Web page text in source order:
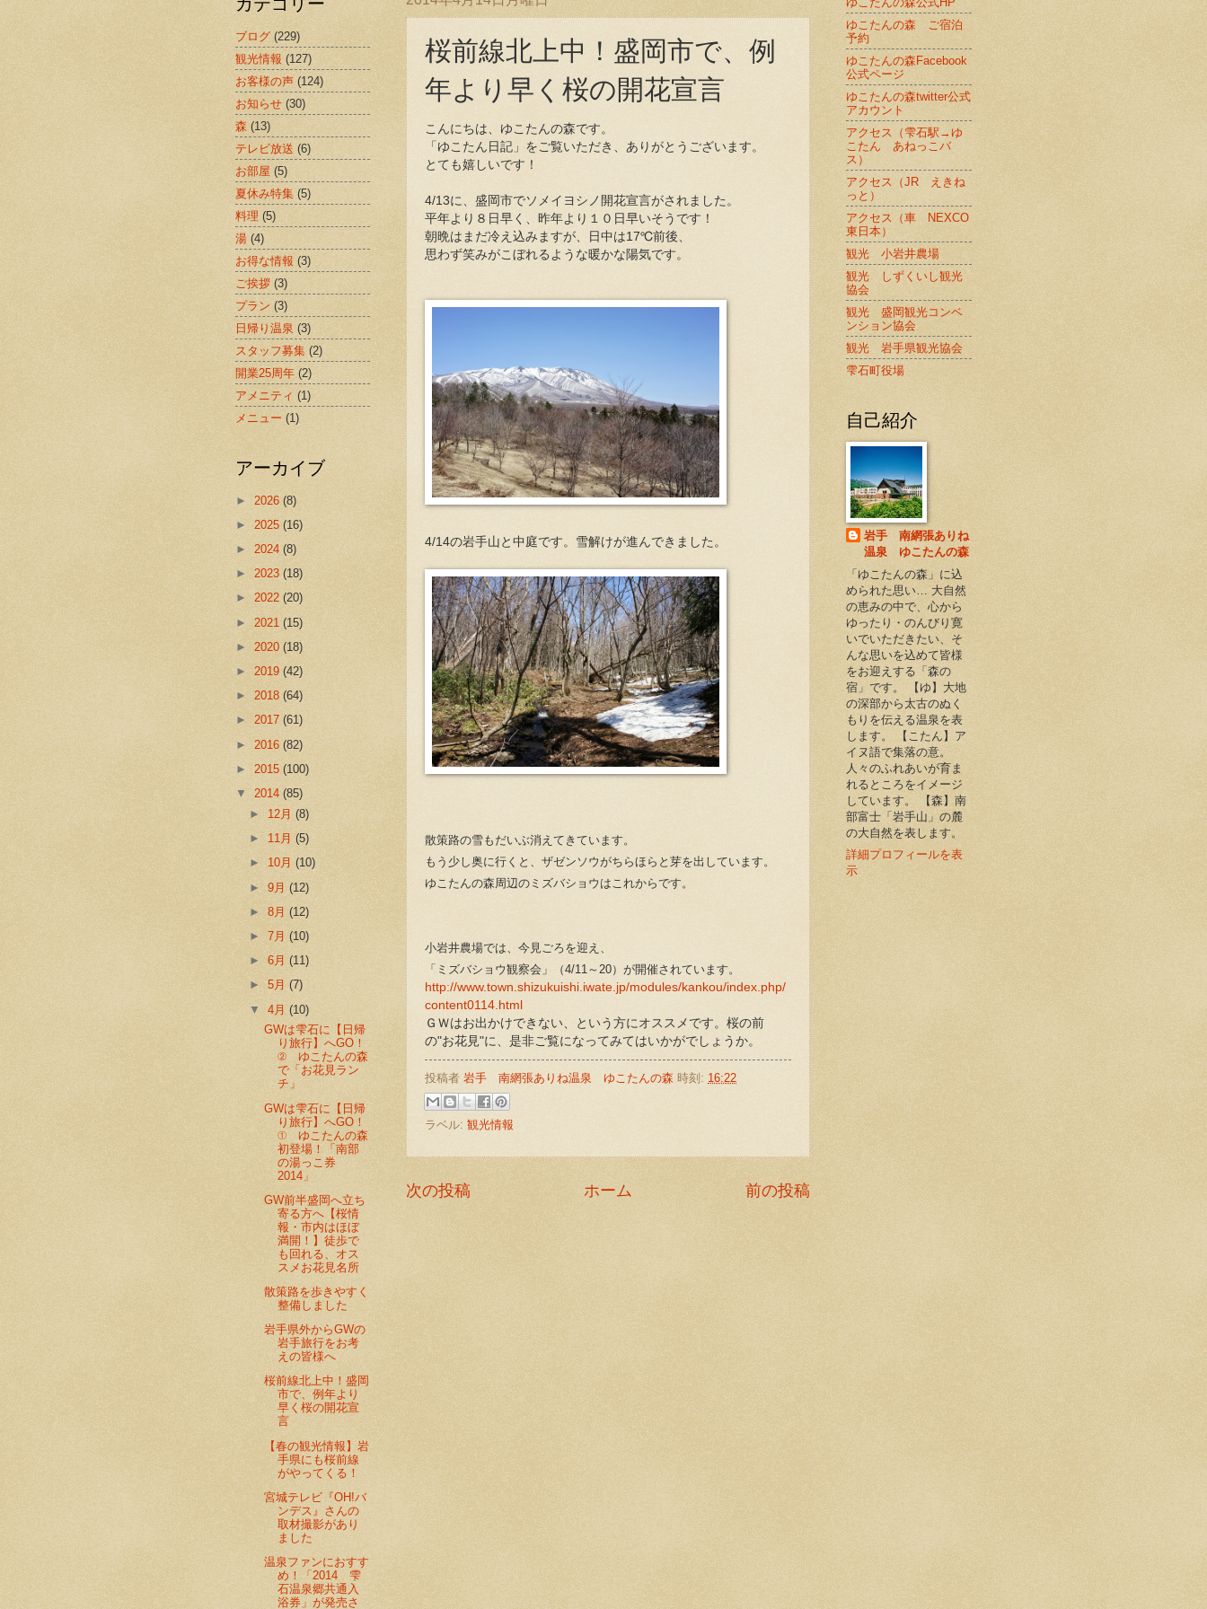
桜前線北上中！盛岡市で、例
年より早く桜の開花宣言
こんにちは、ゆこたんの森です。
「ゆこたん日記」をご覧いただき、ありがとうございます。
とても嬉しいです！
4/13に、盛岡市でソメイヨシノ開花宣言がされました。
平年より８日早く、昨年より１０日早いそうです！
朝晩はまだ冷え込みますが、日中は17℃前後、
思わず笑みがこぼれるような暖かな陽気です。
4/14の岩手山と中庭です。雪解けが進んできました。
散策路の雪もだいぶ消えてきています。
もう少し奥に行くと、ザゼンソウがちらほらと芽を出しています。
ゆこたんの森周辺のミズバショウはこれからです。
小岩井農場では、今見ごろを迎え、
「ミズバショウ観察会」（4/11～20）が開催されています。
http://www.town.shizukuishi.iwate.jp/modules/kankou/index.php/
content0114.html
ＧＷはお出かけできない、という方にオススメです。桜の前
の"お花見"に、是非ご覧になってみてはいかがでしょうか。
投稿者 岩手 南網張ありね温泉 ゆこたんの森 時刻: 16:22
ラベル: 観光情報
次の投稿 前の投稿
ホーム
ブログ (229)
観光情報 (127)
お客様の声 (124)
お知らせ (30)
森 (13)
テレビ放送 (6)
お部屋 (5)
夏休み特集 (5)
料理 (5)
湯 (4)
お得な情報 (3)
ご挨拶 (3)
プラン (3)
日帰り温泉 (3)
スタッフ募集 (2)
開業25周年 (2)
アメニティ (1)
メニュー (1)
アーカイブ
► 2026 (8)
► 2025 (16)
► 2024 (8)
► 2023 (18)
► 2022 (20)
► 2021 (15)
► 2020 (18)
► 2019 (42)
► 2018 (64)
► 2017 (61)
► 2016 (82)
► 2015 (100)
▼ 2014 (85)
► 12月(8)
► 11月(5)
► 10月(10)
►9月(12)
►8月(12)
►7月(10)
►6月(11)
►5月(7)
▼4月(10)
GWは雫石に【日帰
り旅行】へGO！
② ゆこたんの森
で「お花見ラン
チ」
GWは雫石に【日帰
り旅行】へGO！
① ゆこたんの森
初登場！「南部
の湯っこ券
2014」
GW前半盛岡へ立ち
寄る方へ【桜情
報・市内はほぼ
満開！】徒歩で
も回れる、オス
スメお花見名所
散策路を歩きやすく
整備しました
岩手県外からGWの
岩手旅行をお考
えの皆様へ
桜前線北上中！盛岡
市で、例年より
早く桜の開花宣
言
【春の観光情報】岩
手県にも桜前線
がやってくる！
宮城テレビ『OH!バ
ンデス』さんの
取材撮影があり
ました
温泉ファンにおすす
め！「2014 雫
石温泉郷共通入
浴券」が発売さ
ゆこたんの森 ご宿泊
予約
ゆこたんの森Facebook
公式ページ
ゆこたんの森twitter公式
アカウント
アクセス（雫石駅→ゆ
こたん あねっこバ
ス）
アクセス（JR えきね
っと）
アクセス（車 NEXCO
東日本）
観光 小岩井農場
観光 しずくいし観光
協会
観光 盛岡観光コンベ
ンション協会
観光 岩手県観光協会
雫石町役場
自己紹介
岩手 南網張ありね
温泉 ゆこたんの森
「ゆこたんの森」に込
められた思い… 大自然
の恵みの中で、心から
ゆったり・のんびり寛
いでいただきたい、そ
んな思いを込めて皆様
をお迎えする「森の
宿」です。 【ゆ】大地
の深部から太古のぬく
もりを伝える温泉を表
します。 【こたん】ア
イヌ語で集落の意。
人々のふれあいが育ま
れるところをイメージ
しています。 【森】南
部富士「岩手山」の麓
の大自然を表します。
詳細プロフィールを表
示